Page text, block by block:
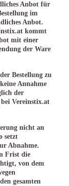
Anbot für
im
Anbot.
kommt
mit einer
der Ware
Bestellung zu
Annahme
der
Vereinstix.at
nicht an
setzt
Abnahme.
Frist die
von dem
gesamten